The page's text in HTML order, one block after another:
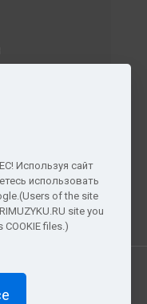
Используя сайт
использовать
of the site
site you
files.)